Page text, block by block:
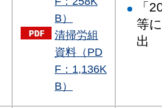
B）
清掃労組
資料（PD
F：1,136K
B）
「
等に
出